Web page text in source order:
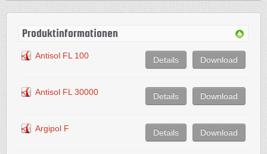
Produktinformationen
Antisol FL 100 Download
Details
Antisol FL 30000 Download
Details
Argipol F Download
Details